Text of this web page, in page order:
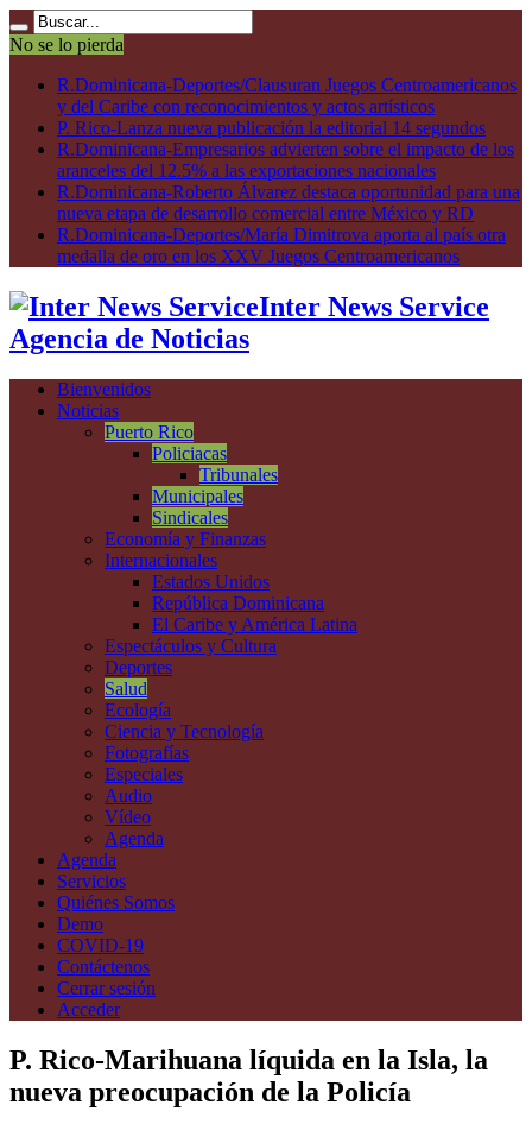
No se lo pierda
R.Dominicana-Deportes/Clausuran Juegos Centroamericanos
y del Caribe con reconocimientos y actos artísticos
P. Rico-Lanza nueva publicación la editorial 14 segundos
R.Dominicana-Empresarios advierten sobre el impacto de los
aranceles del 12.5% a las exportaciones nacionales
R.Dominicana-Roberto Álvarez destaca oportunidad para una
nueva etapa de desarrollo comercial entre México y RD
R.Dominicana-Deportes/María Dimitrova aporta al país otra
medalla de oro en los XXV Juegos Centroamericanos
Inter News Service
Agencia de Noticias
Bienvenidos
Noticias
Puerto Rico
Policiacas
Tribunales
Municipales
Sindicales
Economía y Finanzas
Internacionales
Estados Unidos
República Dominicana
El Caribe y América Latina
Espectáculos y Cultura
Deportes
Salud
Ecología
Ciencia y Tecnología
Fotografías
Especiales
Audio
Vídeo
Agenda
Agenda
Servicios
Quiénes Somos
Demo
COVID-19
Contáctenos
Cerrar sesión
Acceder
P. Rico-Marihuana líquida en la Isla, la
nueva preocupación de la Policía